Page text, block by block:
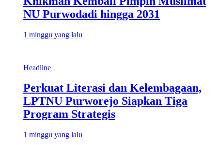
NU Purwodadi hingga 2031
1 minggu yang lalu
Headline
Perkuat Literasi dan Kelembagaan,
LPTNU Purworejo Siapkan Tiga
Program Strategis
1 minggu yang lalu